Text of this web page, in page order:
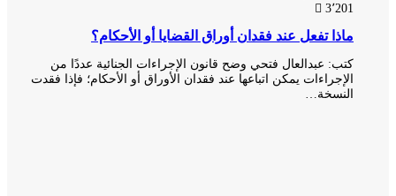
3٬201
ماذا تفعل عند فقدان أوراق القضايا أو الأحكام؟
كتب: عبدالعال فتحي وضح قانون الإجراءات الجنائية عددًا من
الإجراءات يمكن اتباعها عند فقدان الأوراق أو الأحكام؛ فإذا فقدت
النسخة…